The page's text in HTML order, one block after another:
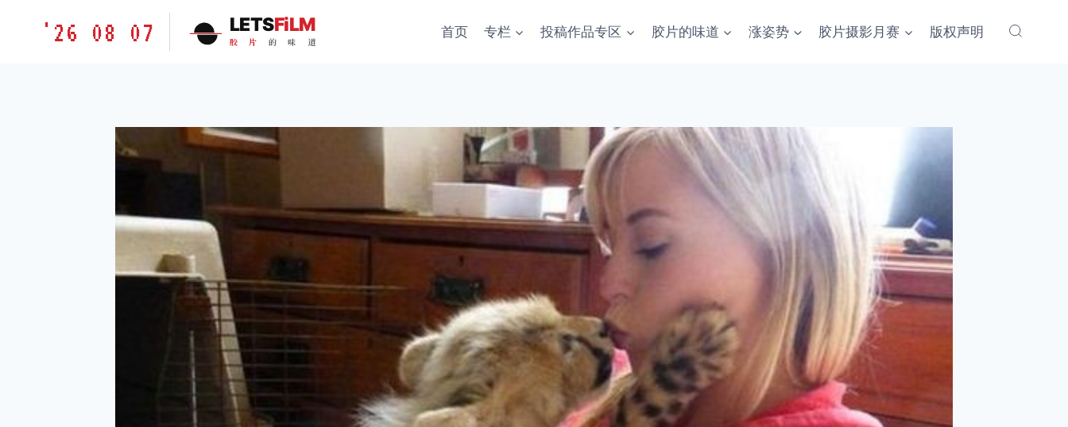
胶'26 08 07 LETSFiLM
胶 片 的 味 道
首页 专栏 投稿作品专区 胶片的味道 涨姿势 胶片摄影月赛 版权声明